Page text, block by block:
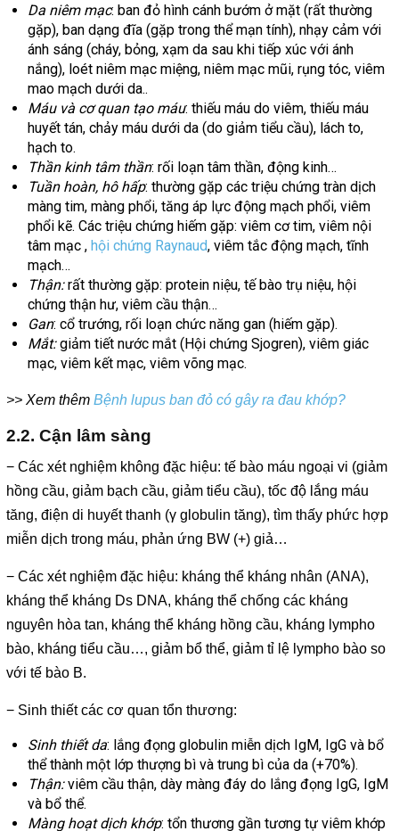
Da niêm mạc: ban đỏ hình cánh bướm ở mặt (rất thường
gặp), ban dạng đĩa (gặp trong thể mạn tính), nhạy cảm với
ánh sáng (cháy, bỏng, xạm da sau khi tiếp xúc với ánh
nắng), loét niêm mạc miệng, niêm mạc mũi, rụng tóc, viêm
mao mạch dưới da..
Máu và cơ quan tạo máu: thiếu máu do viêm, thiếu máu
huyết tán, chảy máu dưới da (do giảm tiểu cầu), lách to,
hạch to.
Thần kinh tâm thần: rối loạn tâm thần, động kinh…
Tuần hoàn, hô hấp: thường gặp các triệu chứng tràn dịch
màng tim, màng phổi, tăng áp lực động mạch phổi, viêm
phổi kẽ. Các triệu chứng hiếm gặp: viêm cơ tim, viêm nội
tâm mạc , hội chứng Raynaud, viêm tắc động mạch, tĩnh
mạch…
Thận:rất thường gặp: protein niệu, tế bào trụ niệu, hội
chứng thận hư, viêm cầu thận…
Gan: cổ trướng, rối loạn chức năng gan (hiếm gặp).
Mắt:giảm tiết nước mắt (Hội chứng Sjogren), viêm giác
mạc, viêm kết mạc, viêm võng mạc.
>> Xem thêm Bệnh lupus ban đỏ có gây ra đau khớp?
2.2. Cận lâm sàng
− Các xét nghiệm không đặc hiệu: tế bào máu ngoại vi (giảm
hồng cầu, giảm bạch cầu, giảm tiểu cầu), tốc độ lắng máu
tăng, điện di huyết thanh (γ globulin tăng), tìm thấy phức hợp
miễn dịch trong máu, phản ứng BW (+) giả…
− Các xét nghiệm đặc hiệu: kháng thể kháng nhân (ANA),
kháng thể kháng Ds DNA, kháng thể chống các kháng
nguyên hòa tan, kháng thể kháng hồng cầu, kháng lympho
bào, kháng tiểu cầu…, giảm bổ thể, giảm tỉ lệ lympho bào so
với tế bào B.
− Sinh thiết các cơ quan tổn thương:
Sinh thiết da: lắng đọng globulin miễn dịch IgM, IgG và bổ
thể thành một lớp thượng bì và trung bì của da (+70%).
Thận:viêm cầu thận, dày màng đáy do lắng đọng IgG, IgM
và bổ thể.
Màng hoạt dịch khớp: tổn thương gần tương tự viêm khớp